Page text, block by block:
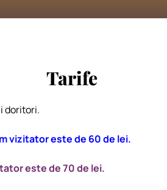
Tarife
doritori.
vizitator este de 60 de lei.
este de 70 de lei.